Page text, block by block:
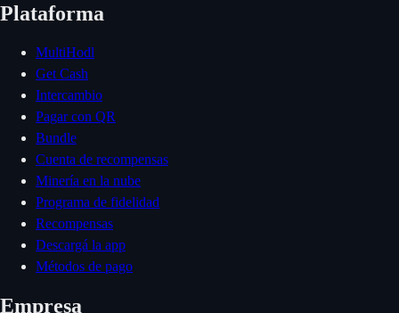
Plataforma
MultiHodl
Get Cash
Intercambio
Pagar con QR
Bundle
Cuenta de recompensas
Minería en la nube
Programa de fidelidad
Recompensas
Descargá la app
Métodos de pago
Empresa